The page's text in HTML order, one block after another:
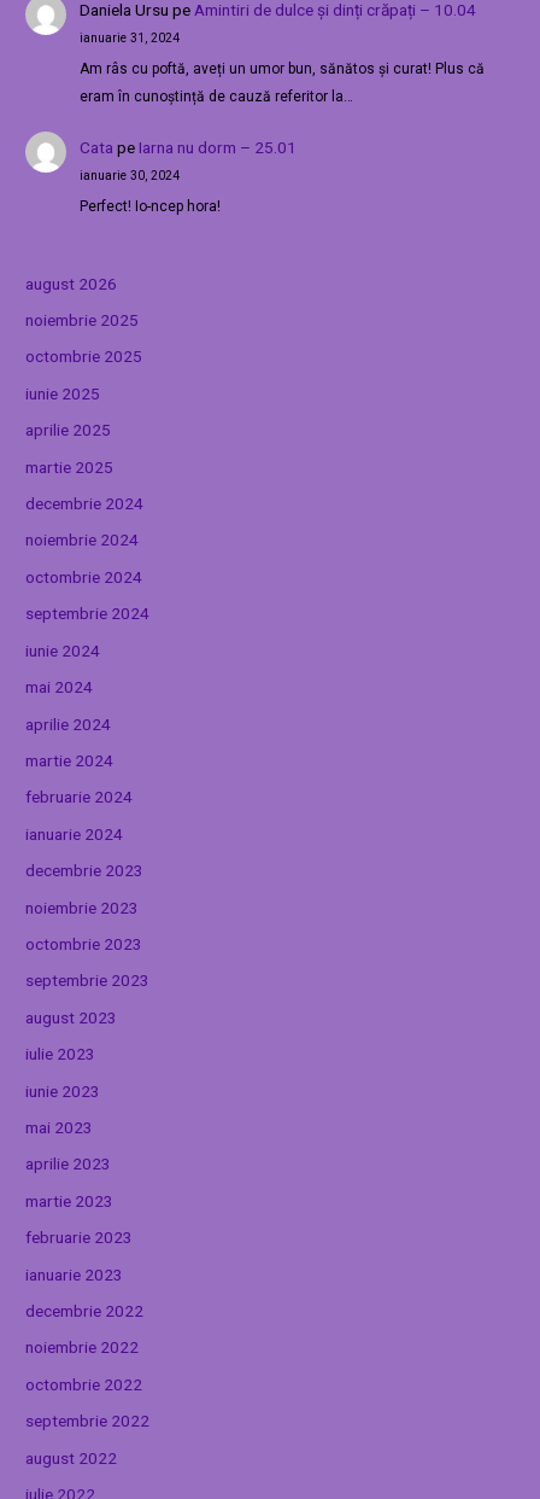
Daniela Ursu pe Amintiri de dulce și dinți crăpați – 10.04
ianuarie 31, 2024
Am râs cu poftă, aveți un umor bun, sănătos și curat! Plus că
eram în cunoștință de cauză referitor la…
Cata pe Iarna nu dorm – 25.01
ianuarie 30, 2024
Perfect! Io-ncep hora!
august 2026
noiembrie 2025
octombrie 2025
iunie 2025
aprilie 2025
martie 2025
decembrie 2024
noiembrie 2024
octombrie 2024
septembrie 2024
iunie 2024
mai 2024
aprilie 2024
martie 2024
februarie 2024
ianuarie 2024
decembrie 2023
noiembrie 2023
octombrie 2023
septembrie 2023
august 2023
iulie 2023
iunie 2023
mai 2023
aprilie 2023
martie 2023
februarie 2023
ianuarie 2023
decembrie 2022
noiembrie 2022
octombrie 2022
septembrie 2022
august 2022
iulie 2022